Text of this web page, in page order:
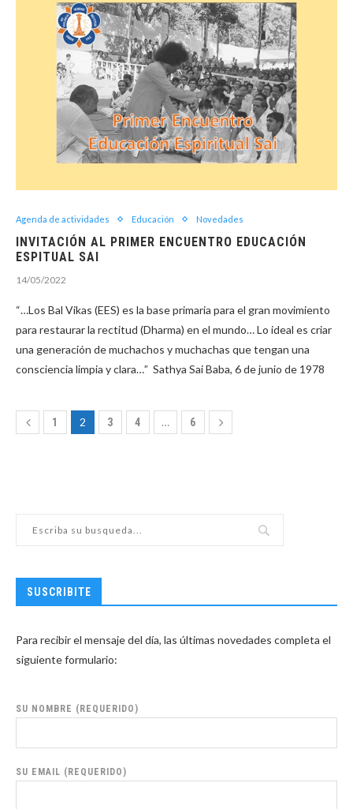
Agenda de actividades Educación Novedades
INVITACIÓN AL PRIMER ENCUENTRO EDUCACIÓN
ESPITUAL SAI
14/05/2022
“…Los Bal Vikas (EES) es la base primaria para el gran movimiento
para restaurar la rectitud (Dharma) en el mundo… Lo ideal es criar
una generación de muchachos y muchachas que tengan una
consciencia limpia y clara…” Sathya Sai Baba, 6 de junio de 1978
1 2 3 4 … 6
SUSCRIBITE
Para recibir el mensaje del día, las últimas novedades completa el
siguiente formulario:
SU NOMBRE (REQUERIDO)
SU EMAIL (REQUERIDO)